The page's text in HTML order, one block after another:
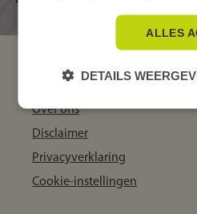
MBO Kompas
Over ons
Disclaimer
Privacyverklaring
Cookie-instellingen
ALLES
DETAILS